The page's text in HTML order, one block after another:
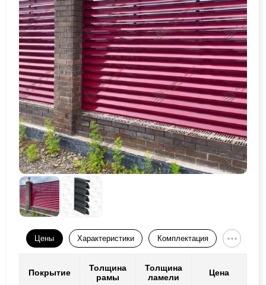
Цены Характеристики Комплектация
Покрытие
Толщина
рамы
Толщина
ламели
Цена